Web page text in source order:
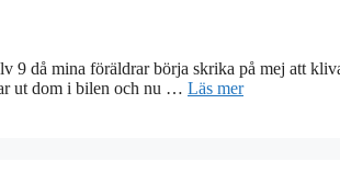
9 då mina föräldrar börja skrika på mej att
ut dom i bilen och nu … Läs mer